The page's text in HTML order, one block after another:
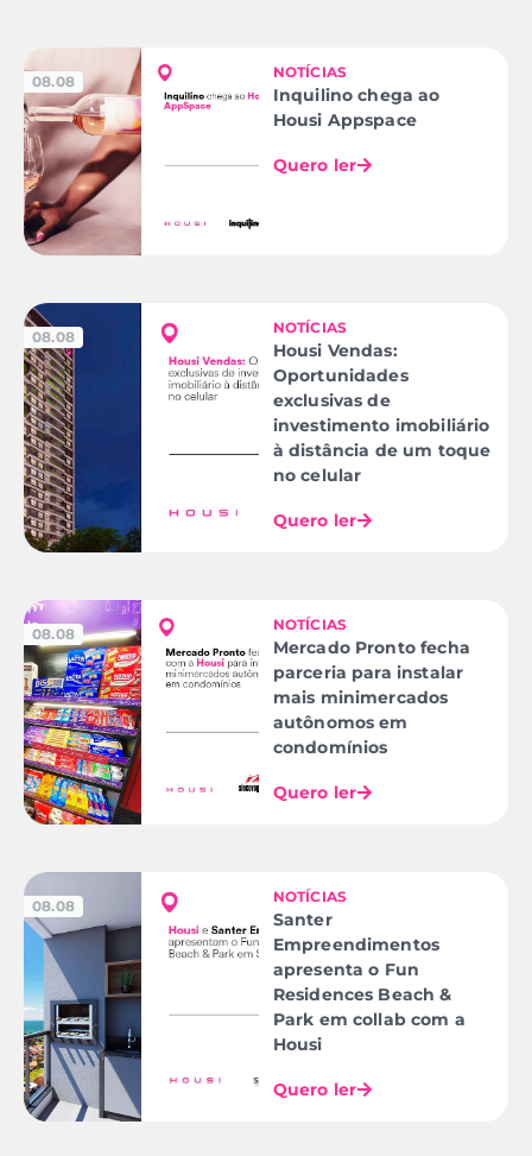
08.08
NOTÍCIAS
Inquilino chega ao
Housi Appspace
Quero ler
08.08
NOTÍCIAS
Housi Vendas:
Oportunidades
exclusivas de
investimento imobiliário
à distância de um toque
no celular
Quero ler
08.08
NOTÍCIAS
Mercado Pronto fecha
parceria para instalar
mais minimercados
autônomos em
condomínios
Quero ler
08.08
NOTÍCIAS
Santer
Empreendimentos
apresenta o Fun
Residences Beach &
Park em collab com a
Housi
Quero ler